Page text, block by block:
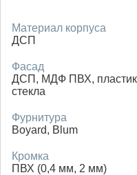
Материал корпуса
ДСП
Фасад
ДСП, МДФ ПВХ, пластик
стекла
Фурнитура
Boyard, Blum
Кромка
ПВХ (0,4 мм, 2 мм)